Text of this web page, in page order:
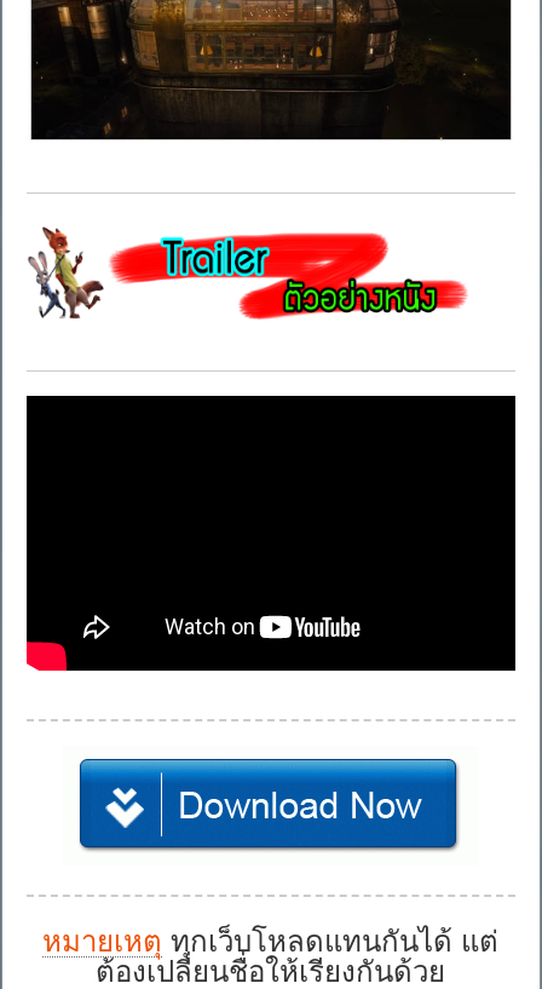
หมายเหตุ ทุกเว็บโหลดแทนกันได้ แต่
ต้องเปลี่ยนชื่อให้เรียงกันด้วย